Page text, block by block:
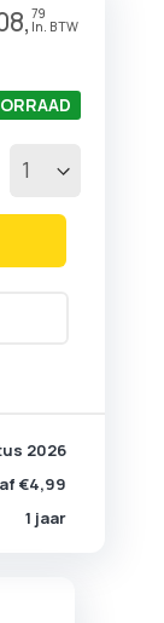
79
2026
€4,99
1 jaar